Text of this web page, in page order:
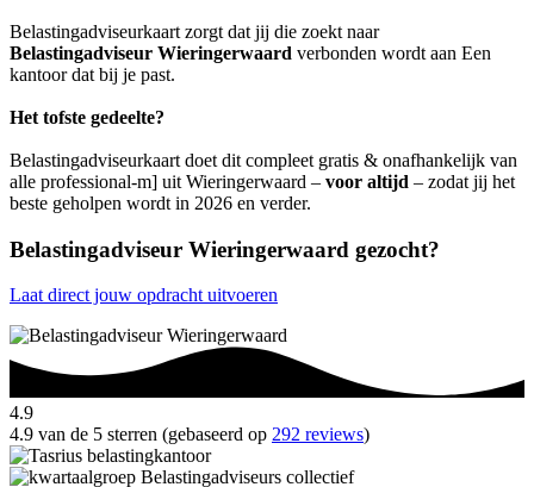
Belastingadviseurkaart zorgt dat jij die zoekt naar
Belastingadviseur Wieringerwaard verbonden wordt aan Een
kantoor dat bij je past.
Het tofste gedeelte?
Belastingadviseurkaart doet dit compleet gratis & onafhankelijk van
alle professional-m] uit Wieringerwaard – voor altijd – zodat jij het
beste geholpen wordt in 2026 en verder.
Belastingadviseur Wieringerwaard gezocht?
Laat direct jouw opdracht uitvoeren
4.9
4.9 van de 5 sterren (gebaseerd op 292 reviews)